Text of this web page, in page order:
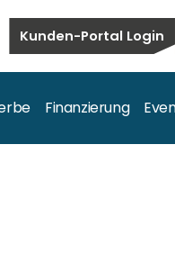
Kunden-Portal Login
Finanzierung